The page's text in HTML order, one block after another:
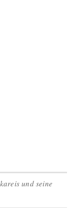
und seine